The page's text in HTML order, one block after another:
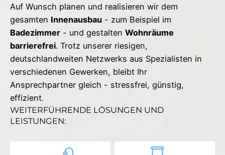
Auf Wunsch planen und realisieren wir dem
gesamten Innenausbau - zum Beispiel im
Badezimmer - und gestalten Wohnräume
barrierefrei. Trotz unserer riesigen,
deutschlandweiten Netzwerks aus Spezialisten in
verschiedenen Gewerken, bleibt Ihr
Ansprechpartner gleich - stressfrei, günstig,
effizient.
WEITERFÜHRENDE LÖSUNGEN UND
LEISTUNGEN: